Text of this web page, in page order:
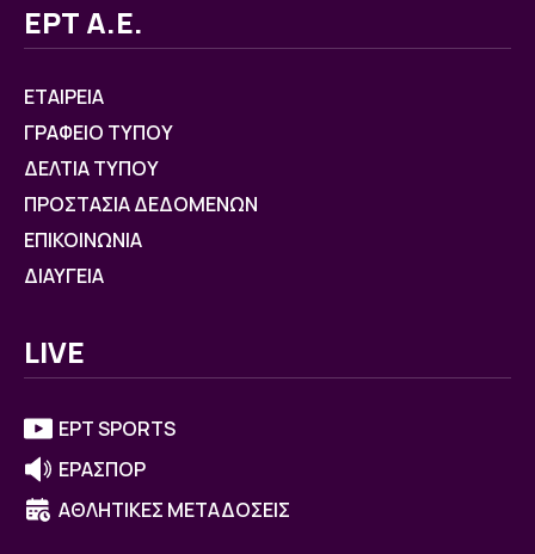
ΕΡΤ Α.Ε.
ΕΤΑΙΡΕΙΑ
ΓΡΑΦΕΙΟ ΤΥΠΟΥ
ΔΕΛΤΙΑ ΤΥΠΟΥ
ΠΡΟΣΤΑΣΙΑ ΔΕΔΟΜΕΝΩΝ
ΕΠΙΚΟΙΝΩΝΙΑ
ΔΙΑΥΓΕΙΑ
LIVE
ΕΡΤ SPORTS
ΕΡΑΣΠΟΡ
ΑΘΛΗΤΙΚΕΣ ΜΕΤΑΔΟΣΕΙΣ